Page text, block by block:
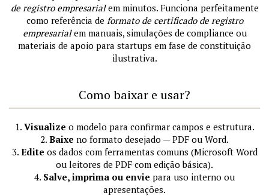
de registro empresarialem minutos. Funciona perfeitamente
como referência de formato de certificado de registro
empresarialem manuais, simulações de compliance ou
materiais de apoio para startups em fase de constituição
ilustrativa.
Como baixar e usar?
1. Visualize o modelo para confirmar campos e estrutura.
2. Baixe no formato desejado — PDF ou Word.
3. Edite os dados com ferramentas comuns (Microsoft Word
ou leitores de PDF com edição básica).
4. Salve, imprima ou envie para uso interno ou
apresentações.